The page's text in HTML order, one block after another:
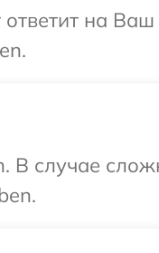
на
В случае